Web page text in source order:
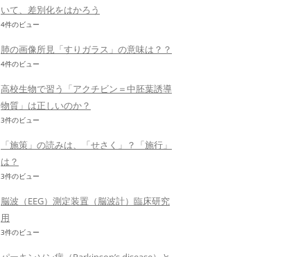
いて、差別化をはかろう
4件のビュー
肺の画像所見「すりガラス」の意味は？？
4件のビュー
高校生物で習う「アクチビン＝中胚葉誘導
物質」は正しいのか？
3件のビュー
「施策」の読みは、「せさく」？「施行」
は？
3件のビュー
脳波（EEG）測定装置（脳波計）臨床研究
用
3件のビュー